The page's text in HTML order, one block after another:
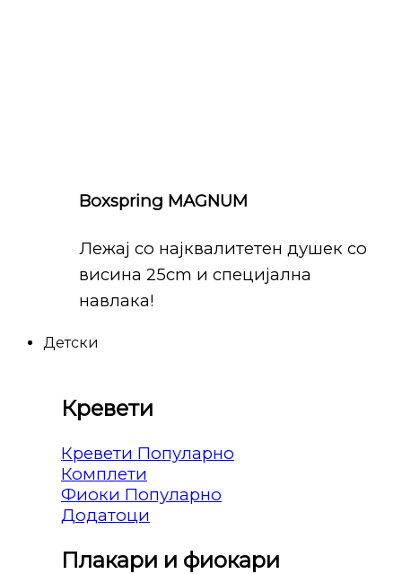
Boxspring MAGNUM
Лежај со најквалитетен душек со
висина 25cm и специјална
навлака!
Детски
Кревети
Кревети
Комплети
Фиоки
Додатоци
Плакари и фиокари